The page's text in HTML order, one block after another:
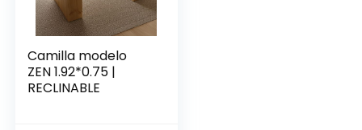
Camilla modelo
ZEN 1.92*0.75 |
RECLINABLE